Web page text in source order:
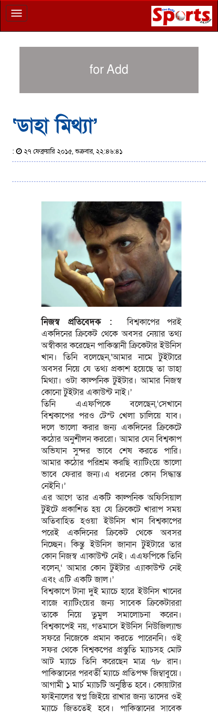
Toggle
navigation
for Add
‘ডাহা মিথ্যা’
: ২৭ ফেব্রুয়ারি ২০১৫, শুক্রবার, ২২:৪৬:৪১
নিজস্ব প্রতিবেদক :বিশ্বকাপের পরই
একদিনের ক্রিকেট থেকে অবসর নেয়ার তথ্য
অস্বীকার করেছেন পাকিস্তানী ক্রিকেটার ইউনিস
খান। তিনি বলেছেন,‘আমার নামে টুইটারে
অবসর নিয়ে যে তথ্য প্রকাশ হয়েছে তা ডাহা
মিথ্যা। ওটা কাল্পনিক টুইটার। আমার নিজস্ব
কোনো টুইটার একাউন্ট নাই।’
তিনি এএফপিকে বলেছেন,‘সেখানে
বিশ্বকাপের পরও টেস্ট খেলা চালিয়ে যাব।
দলে ভালো করার জন্য একদিনের ক্রিকেটে
কঠোর অনুশীলন কররো। আমার যেন বিশ্বকাপ
অভিযান সুন্দর ভাবে শেষ করতে পারি।
আমার কঠোর পরিশ্রম করছি ব্যাটিংয়ে ভালো
ভাবে ফেরার জন্য।এ ধরনের কোন সিদ্ধান্ত
নেইনি।’
এর আগে তার একটি কাল্পনিক অফিসিয়াল
টুইটে প্রকাশিত হয় যে ক্রিকেটে খারাপ সময়
অতিবাহিত হওয়া ইউনিস খান বিশ্বকাপের
পরেই একদিনের ক্রিকেট থেকে অবসর
নিচ্ছেন। কিন্তু ইউনিস জানান টুইটারে তার
কোন নিজস্ব এাকাউন্ট নেই। এএফপিকে তিনি
বলেন,‘ আমার কোন টুইটার এ্যাকাউন্ট নেই
এবং এটি একটি জাল।’
বিশ্বকাপে টানা দুই ম্যাচে হারে ইউনিস খানের
বাজে ব্যাটিংয়ের জন্য সাবেক ক্রিকেটাররা
তাকে নিয়ে তুমুল সমালোচনা করেন।
বিশ্বকাপেই নয়, গতমাসে ইউনিস নিউজিল্যান্ড
সফরে নিজেকে প্রমান করতে পারেননি। ওই
সফর থেকে বিশ্বকপের প্রস্তুতি ম্যাচসহ মোট
আট ম্যাচে তিনি করেছেন মাত্র ৭৮ রান।
পাকিস্তানের পরবর্তী ম্যাচে প্রতিপক্ষ জিম্বাবুয়ে।
আগামী ১ মার্চ ম্যাচটি অনুষ্ঠিত হবে। কোয়াটার
ফাইনালের স্বপ্ন জিইয়ে রাখার জন্য তাদের ওই
ম্যাচে জিততেই হবে। পাকিস্তানের সাবেক